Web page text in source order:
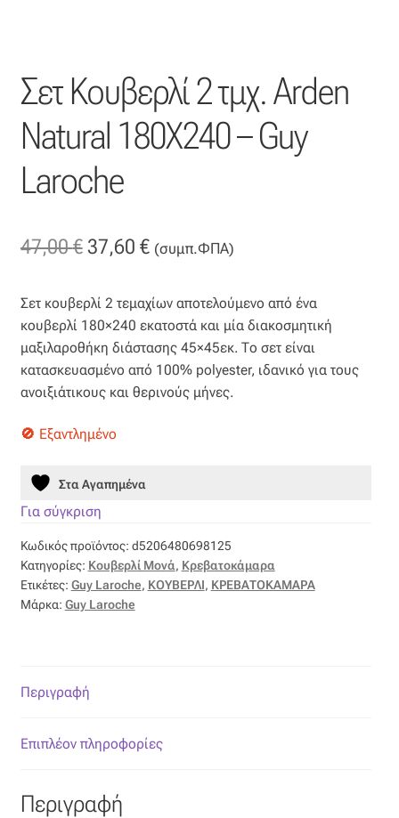
Τζιν
Τρεβίρα
Υφαντό
Φιλ-κουπέ
Φόδρα
Ψάθα
Όροι Χρήσης
ΠΙΣΤΟΠΟΙΗΣΕΙΣ ΧΑΛΙΩΝ COLORE COLORI
Ραντεβού
Σετ Κουβερλί 2 τμχ. Arden
Natural 180X240 – Guy
Laroche
47,00€ Original
was:
47,00 €.
37,60 €Η
τιμή
είναι:
37,60 €.
(συμπ.ΦΠΑ)
Σετ κουβερλί 2 τεμαχίων αποτελούμενο από ένα
κουβερλί 180×240 εκατοστά και μία διακοσμητική
μαξιλαροθήκη διάστασης 45×45εκ. Το σετ είναι
κατασκευασμένο από 100% polyester, ιδανικό για τους
ανοιξιάτικους και θερινούς μήνες.
Εξαντλημένο
Στα Αγαπημένα
Για σύγκριση
Κωδικός προϊόντος: d5206480698125
Κατηγορίες: Κουβερλί Μονά, Κρεβατοκάμαρα
Ετικέτες: Guy Laroche, ΚΟΥΒΕΡΛΙ, ΚΡΕΒΑΤΟΚΑΜΑΡΑ
Μάρκα: Guy Laroche
Περιγραφή
Επιπλέον πληροφορίες
Περιγραφή